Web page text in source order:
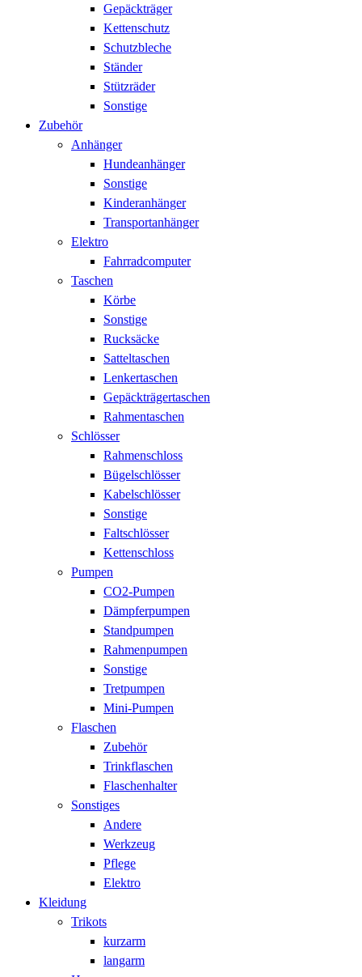
Gepäckträger
Kettenschutz
Schutzbleche
Ständer
Stützräder
Sonstige
Zubehör
Anhänger
Hundeanhänger
Sonstige
Kinderanhänger
Transportanhänger
Elektro
Fahrradcomputer
Taschen
Körbe
Sonstige
Rucksäcke
Satteltaschen
Lenkertaschen
Gepäckträgertaschen
Rahmentaschen
Schlösser
Rahmenschloss
Bügelschlösser
Kabelschlösser
Sonstige
Faltschlösser
Kettenschloss
Pumpen
CO2-Pumpen
Dämpferpumpen
Standpumpen
Rahmenpumpen
Sonstige
Tretpumpen
Mini-Pumpen
Flaschen
Zubehör
Trinkflaschen
Flaschenhalter
Sonstiges
Andere
Werkzeug
Pflege
Elektro
Kleidung
Trikots
kurzarm
langarm